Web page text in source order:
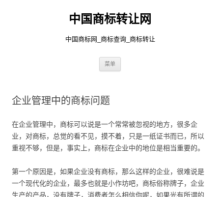
中国商标转让网
中国商标网_商标查询_商标转让
菜单
企业管理中的商标问题
在企业管理中，商标可以说是一个常常被忽视的地方，很多企
业，对商标，总觉的看不见，摸不着，只是一纸证书而已，所以
重视不够，但是，事实上，商标在企业中的地位是相当重要的。
第一个原因是，如果企业没有商标，那么这样的企业，很难说是
一个现代化的企业，最多也就是小作坊吧，商标俗称牌子，企业
生产的产品，没有牌子，消费者怎么相信你呢，如果光有所谓的